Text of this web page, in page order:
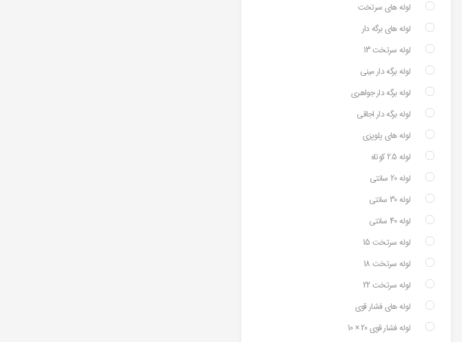
لوله های سرتخت
لوله های برگه دار
لوله سرتخت 13
لوله برگه دار مینی
لوله برگه دار جواهری
لوله برگه دار اجاقی
لوله های پلوپزی
لوله 2.5 کوتاه
لوله 20 سانتی
لوله 30 سانتی
لوله 40 سانتی
لوله سرتخت 15
لوله سرتخت 18
لوله سرتخت 22
لوله های فشار قوی
لوله فشار قوی 20 × 10